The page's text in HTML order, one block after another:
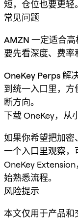
短，仓位也要更轻。
常见问题
AMZN 一定适合高
要先看深度、费率
OneKey Perps 解
到统一入口里，方
断方向。
下载 OneKey，从
如果你希望把加密
一个入口里观察，
OneKey
始熟悉流程。
风险提示
本文仅用于产品和